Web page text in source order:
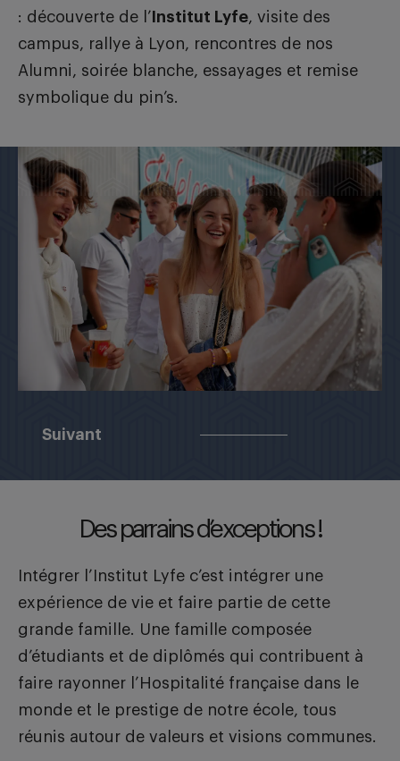
: découverte de l’ Institut Lyfe, visite des
campus, rallye à Lyon, rencontres de nos
Alumni, soirée blanche, essayages et remise
symbolique du pin’s.
Suivant
Des parrains d’exceptions !
Intégrer l’Institut Lyfe c’est intégrer une
expérience de vie et faire partie de cette
grande famille. Une famille composée
d’étudiants et de diplômés qui contribuent à
faire rayonner l’Hospitalité française dans le
monde et le prestige de notre école, tous
réunis autour de valeurs et visions communes.